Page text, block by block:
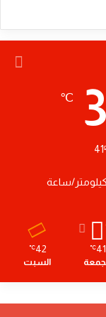
℃
41
℃
42
℃
السبت